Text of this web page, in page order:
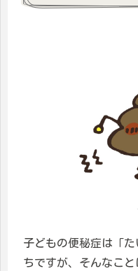
子どもの便秘症は「
ちですが、そんなこと